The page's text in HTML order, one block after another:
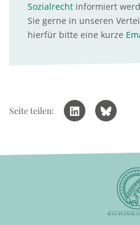
Sozialrecht informiert
Sie gerne in unseren
hierfür bitte eine kurze
Seite teilen: